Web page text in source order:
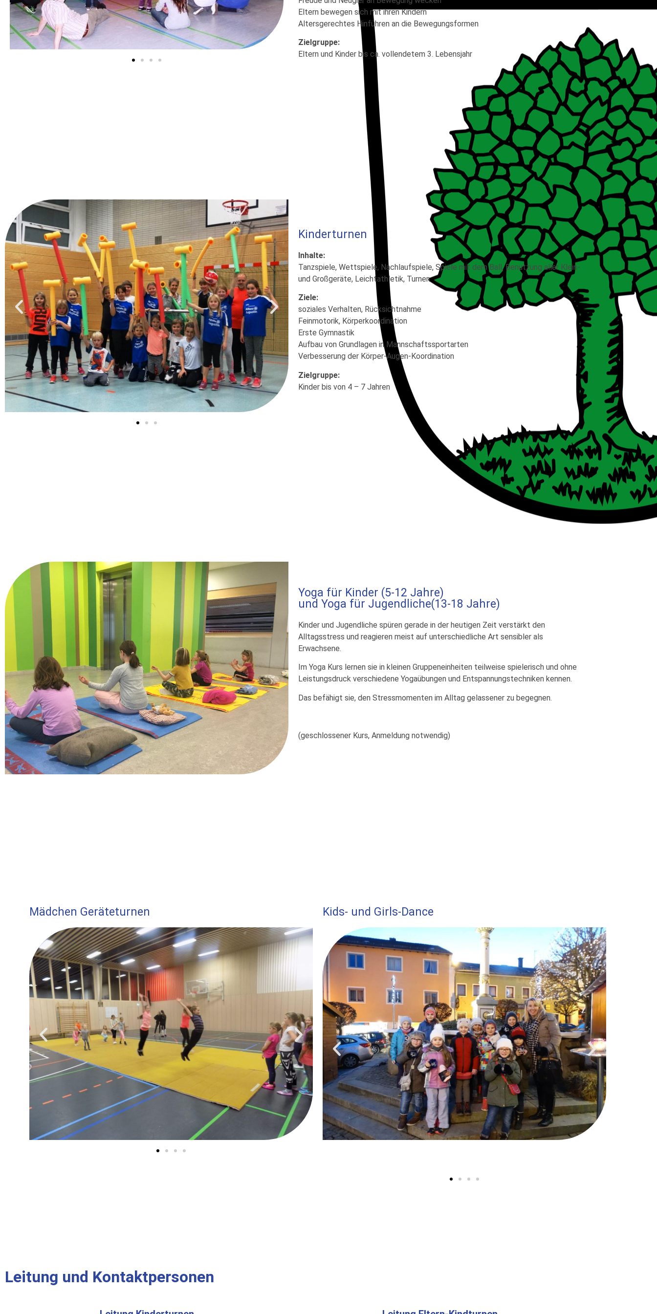
Eltern bewegen sich mit ihren Kindern
Altersgerechtes Hinführen an die Bewegungsformen
Zielgruppe:
Eltern und Kinder bis ca. vollendetem 3. Lebensjahr
Kinderturnen
Inhalte:
Tanzspiele, Wettspiele, Nachlaufspiele, Spiele mit dem Ball, Benutzung aller Klein-
und Großgeräte, Leichtathletik, Turnen
Ziele:
soziales Verhalten, Rücksichtnahme
Feinmotorik, Körperkoordination
Erste Gymnastik
Aufbau von Grundlagen in Mannschaftssportarten
Verbesserung der Körper-Augen-Koordination
Zielgruppe:
Kinder bis von 4 – 7 Jahren
Yoga für Kinder (5-12 Jahre)
und Yoga für Jugendliche(13-18 Jahre)
Kinder und Jugendliche spüren gerade in der heutigen Zeit verstärkt den
Alltagsstress und reagieren meist auf unterschiedliche Art sensibler als
Erwachsene.
Im Yoga Kurs lernen sie in kleinen Gruppeneinheiten teilweise spielerisch und ohne
Leistungsdruck verschiedene Yogaübungen und Entspannungstechniken kennen.
Das befähigt sie, den Stressmomenten im Alltag gelassener zu begegnen.
(geschlossener Kurs, Anmeldung notwendig)
Mädchen Geräteturnen Kids- und Girls-Dance
Leitung und Kontaktpersonen